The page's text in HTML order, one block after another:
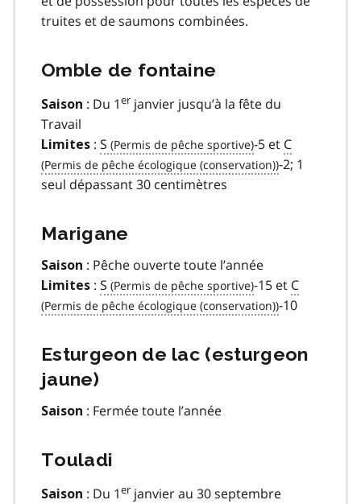
truites et de saumons combinées.
Omble de fontaine
Saison : Du 1er janvier jusqu’à la fête du
Travail
Limites : S -5 et C
-2; 1
seul dépassant 30 centimètres
Marigane
Saison : Pêche ouverte toute l’année
Limites : S -15 et C
-10
Esturgeon de lac (esturgeon
jaune)
Saison : Fermée toute l’année
Touladi
Saison : Du 1er janvier au 30 septembre